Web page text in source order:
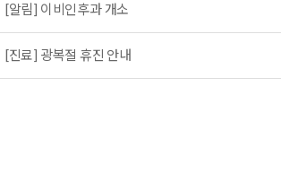
[알림] 이비인후과 개소
[진료] 광복절 휴진 안내